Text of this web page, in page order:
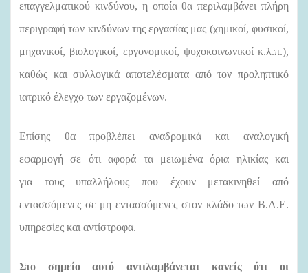
επαγγελματικού κινδύνου, η οποία θα περιλαμβάνει πλήρη
περιγραφή των κινδύνων της εργασίας μας (χημικοί, φυσικοί,
μηχανικοί, βιολογικοί, εργονομικοί, ψυχοκοινωνικοί κ.λ.π.),
καθώς και συλλογικά αποτελέσματα από τον προληπτικό
ιατρικό έλεγχο των εργαζομένων.
Επίσης θα προβλέπει αναδρομικά και αναλογική
εφαρμογή σε ότι αφορά τα μειωμένα όρια ηλικίας και
για τους υπαλλήλους που έχουν μετακινηθεί από
εντασσόμενες σε μη εντασσόμενες στον κλάδο των Β.Α.Ε.
υπηρεσίες και αντίστροφα.
Στο σημείο αυτό αντιλαμβάνεται κανείς ότι οι